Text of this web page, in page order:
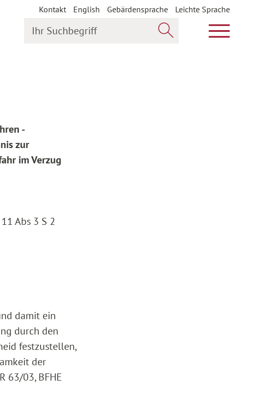
Kontakt English Gebärdensprache
Leichte Sprache
Hauptmenü
-
zur
im Verzug
Abs 3 S 2
damit ein
durch den
festzustellen,
der
63/03, BFHE